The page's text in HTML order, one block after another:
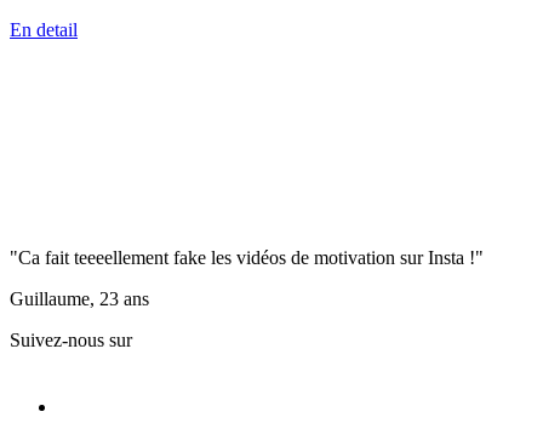
En detail
"Ca fait teeeellement fake les vidéos de motivation sur Insta !"
Guillaume, 23 ans
Suivez-nous sur